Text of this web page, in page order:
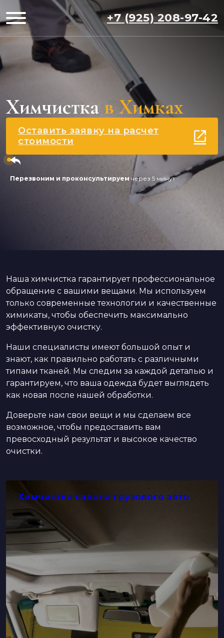
+7 (925) 208-97-42
Химчистка в Химках
Оставить заявку на расчет
стоимости
Перезвоним и проконсультируем через 5 минут
Наша химчистка гарантирует профессиональное
обращение с вашими вещами. Мы используем
только современные технологии и качественные
химикаты, чтобы обеспечить максимально
эффективную очистку.
Наши специалисты имеют большой опыт и
знают, как правильно работать с различными
типами тканей. Мы следим за каждой деталью и
гарантируем, что ваша одежда будет выглядеть
как новая после нашей обработки.
Доверьте нам свои вещи и мы сделаем все
возможное, чтобы предоставить вам
превосходный результат и высокое качество
очистки.
Химчистка салона грузового авто